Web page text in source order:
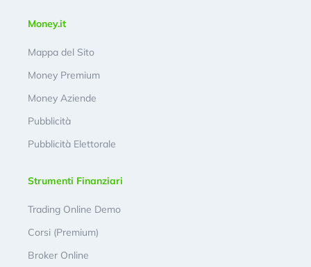
Money.it
Mappa del Sito
Money Premium
Money Aziende
Pubblicità
Pubblicità Elettorale
Strumenti Finanziari
Trading Online Demo
Corsi (Premium)
Broker Online